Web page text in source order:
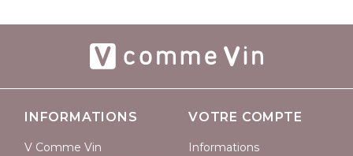
INFORMATIONS
V Comme Vin
VOTRE COMPTE
Informations